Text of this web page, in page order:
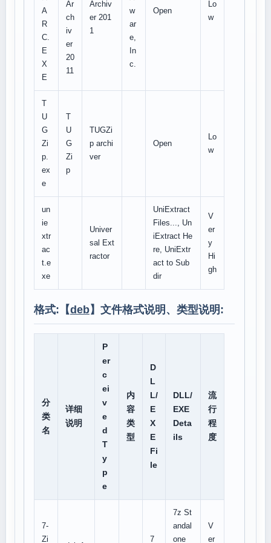
A
R
C.
E
X
E
Ar
ch
iv
er
20
11
Archiv
er 201
1
w
ar
e,
In
c.
Open
Lo
w
T
U
G
Zi
p.
ex
e
T
U
G
Zi
p
TUGZi
p archi
ver
Open
Lo
w
un
ie
xtr
ac
t.e
xe
Univer
sal Ext
ractor
UniExtract
Files..., Un
iExtract He
re, UniExtr
act to Sub
dir
V
er
y
Hi
gh
格式:【deb】文件格式说明、类型说明:
分
类
名
详细
说明
P
er
c
ei
v
e
d
T
y
p
e
内
容
类
型
D
L
L/
E
X
E
Fi
le
DLL/
EXE
Deta
ils
流
行
程
度
7-
Zi
7
7z St
andal
one
V
er